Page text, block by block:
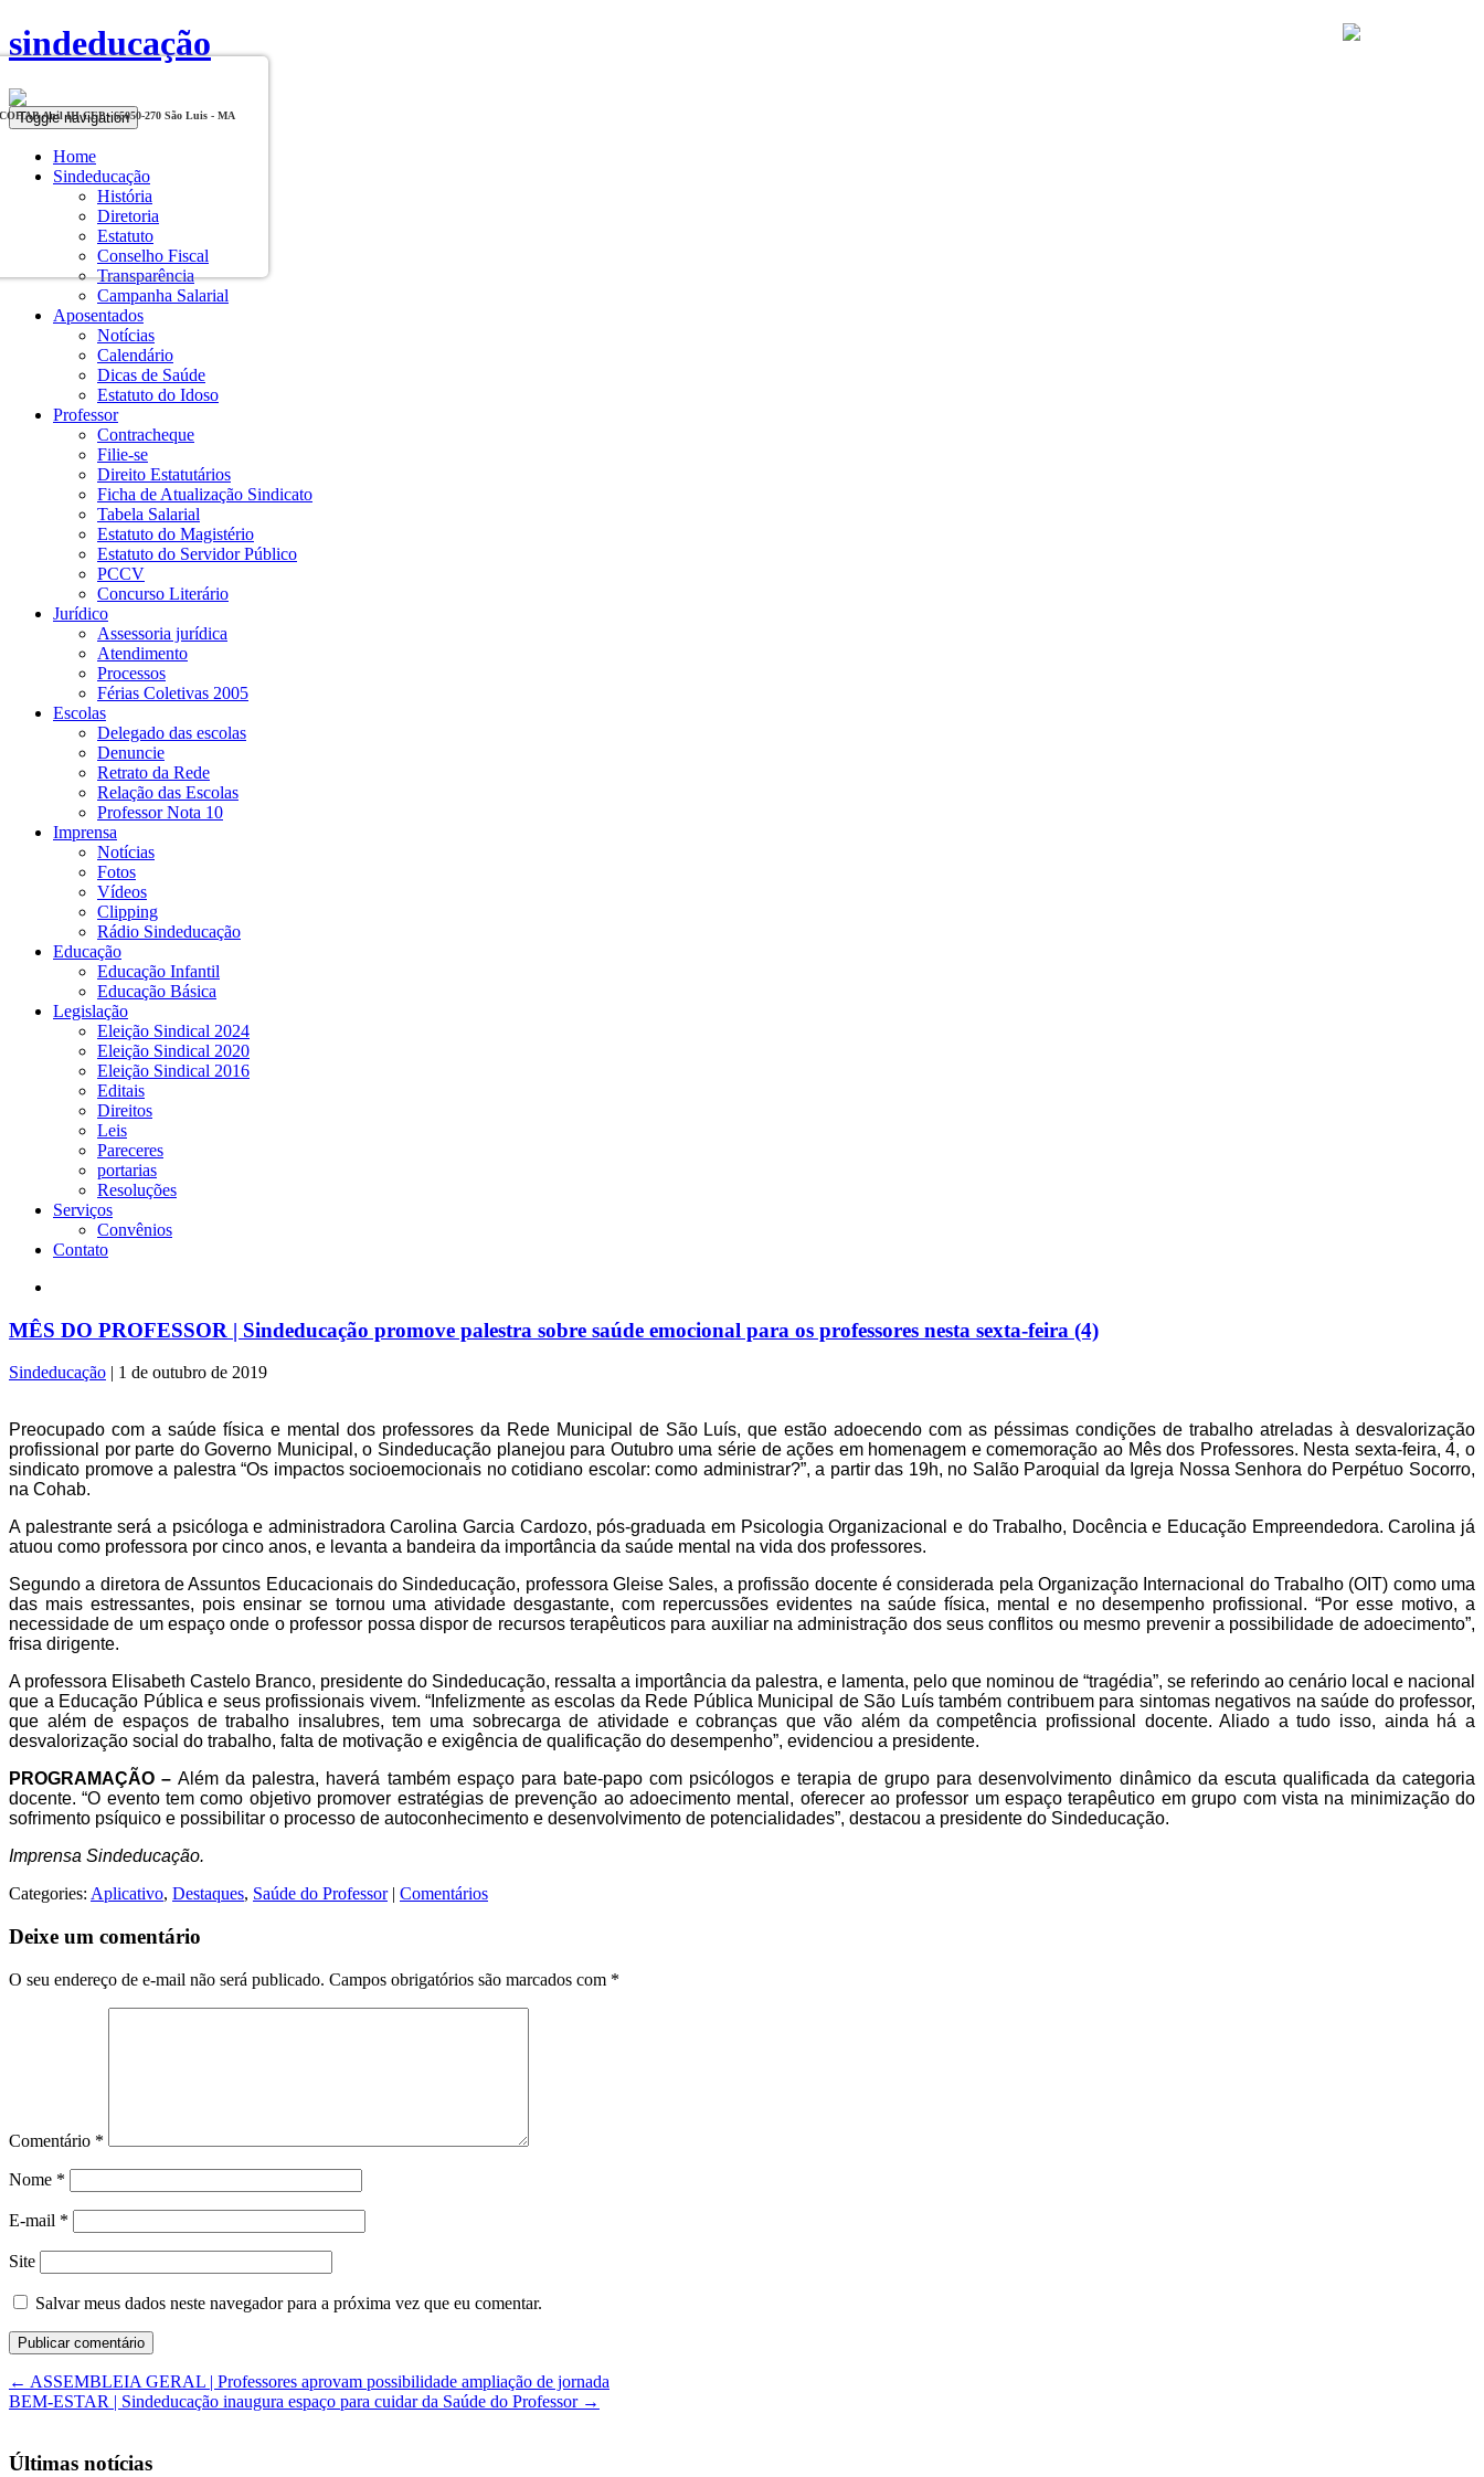
sindeducação
Toggle navigation
Home
Sindeducação
História
Diretoria
Estatuto
Conselho Fiscal
Transparência
Campanha Salarial
Aposentados
Notícias
Calendário
Dicas de Saúde
Estatuto do Idoso
Professor
Contracheque
Filie-se
Direito Estatutários
Ficha de Atualização Sindicato
Tabela Salarial
Estatuto do Magistério
Estatuto do Servidor Público
PCCV
Concurso Literário
Jurídico
Assessoria jurídica
Atendimento
Processos
Férias Coletivas 2005
Escolas
Delegado das escolas
Denuncie
Retrato da Rede
Relação das Escolas
Professor Nota 10
Imprensa
Notícias
Fotos
Vídeos
Clipping
Rádio Sindeducação
Educação
Educação Infantil
Educação Básica
Legislação
Eleição Sindical 2024
Eleição Sindical 2020
Eleição Sindical 2016
Editais
Direitos
Leis
Pareceres
portarias
Resoluções
Serviços
Convênios
Contato
MÊS DO PROFESSOR | Sindeducação promove palestra sobre saúde emocional para os professores nesta sexta-feira (4)
Sindeducação | 1 de outubro de 2019
Preocupado com a saúde física e mental dos professores da Rede Municipal de São Luís, que estão adoecendo com as péssimas condições de trabalho atreladas à desvalorização
profissional por parte do Governo Municipal, o Sindeducação planejou para Outubro uma série de ações em homenagem e comemoração ao Mês dos Professores. Nesta sexta-feira, 4, o
sindicato promove a palestra “Os impactos socioemocionais no cotidiano escolar: como administrar?”, a partir das 19h, no Salão Paroquial da Igreja Nossa Senhora do Perpétuo Socorro,
na Cohab.
A palestrante será a psicóloga e administradora Carolina Garcia Cardozo, pós-graduada em Psicologia Organizacional e do Trabalho, Docência e Educação Empreendedora.Carolina já
atuou como professora por cinco anos, e levanta a bandeira da importância da saúde mental na vida dos professores.
Segundo a diretora de Assuntos Educacionais do Sindeducação, professora Gleise Sales, a profissão docente é considerada pela Organização Internacional do Trabalho (OIT) como uma
das mais estressantes, pois ensinar se tornou uma atividade desgastante, com repercussões evidentes na saúde física, mental e no desempenho profissional. “Por esse motivo, a
necessidade de um espaço onde o professor possa dispor de recursos terapêuticos para auxiliar na administração dos seus conflitos ou mesmo prevenir a possibilidade de adoecimento”,
frisa dirigente.
A professora Elisabeth Castelo Branco, presidente do Sindeducação, ressalta a importância da palestra, e lamenta, pelo que nominou de “tragédia”, se referindo ao cenário local e nacional
que a Educação Pública e seus profissionais vivem. “Infelizmente as escolas da Rede Pública Municipal de São Luís também contribuem para sintomasnegativos na saúde do professor,
que além de espaços de trabalho insalubres, tem uma sobrecarga de atividade e cobranças que vão além da competência profissional docente. Aliado atudo isso, ainda há a
desvalorização social do trabalho, falta de motivação e exigência de qualificação do desempenho”, evidenciou a presidente.
PROGRAMAÇÃO –Além da palestra, haverá também espaço para bate-papo com psicólogos e terapia de grupo para desenvolvimento dinâmico da escuta qualificada da categoria
docente. “O evento tem como objetivo promover estratégias de prevenção ao adoecimento mental, oferecer ao professor um espaço terapêutico em grupo com vista na minimização do
sofrimento psíquico e possibilitar o processo de autoconhecimento e desenvolvimento de potencialidades”, destacou a presidente do Sindeducação.
Imprensa Sindeducação.
Categories: Aplicativo, Destaques, Saúde do Professor | Comentários
Deixe um comentário
O seu endereço de e-mail não será publicado. Campos obrigatórios são marcados com *
Comentário *
Nome *
E-mail *
Site
Salvar meus dados neste navegador para a próxima vez que eu comentar.
← ASSEMBLEIA GERAL | Professores aprovam possibilidade ampliação de jornada
BEM-ESTAR | Sindeducação inaugura espaço para cuidar da Saúde do Professor →
Últimas notícias
COHAB Anil III CEP - 65050-270 São Luis - MA